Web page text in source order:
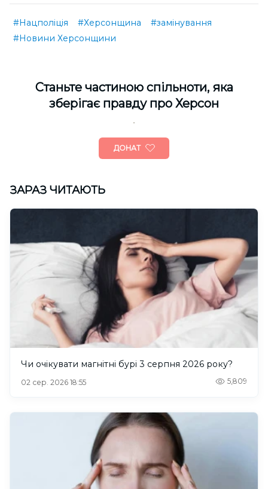
#Нацполіція #Херсонщина
#замінування
#Новини Херсонщини
Cтаньте частиною спільноти, яка
зберігає правду про Херсон
ДОНАТ
ЗАРАЗ ЧИТАЮТЬ
Чи очікувати магнітні бурі 3 серпня 2026 року?
02 сер. 2026 18:55 5,809